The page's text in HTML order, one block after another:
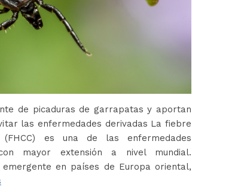
de picaduras de garrapatas y aportan
las enfermedades derivadas La fiebre
(FHCC) es una de las enfermedades
mayor extensión a nivel mundial.
en países de Europa oriental,